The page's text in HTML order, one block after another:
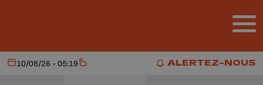
ALERTEZ-NOUS
ALERTEZ-NOUS
Aujourd'hui
10/08/26 - 05:19 Météo